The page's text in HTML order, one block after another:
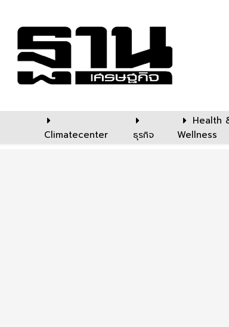
Climatecenter ธุรกิจ
Health
Wellness